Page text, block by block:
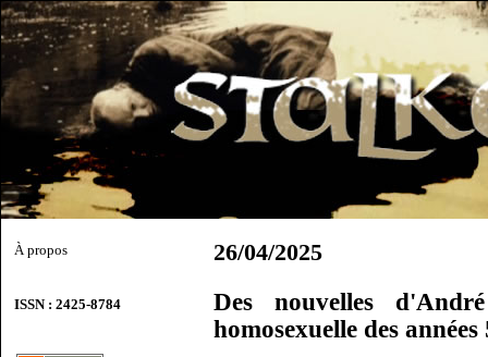
À propos
ISSN : 2425-8784
26/04/2025
Des nouvelles
homosexuelle des années